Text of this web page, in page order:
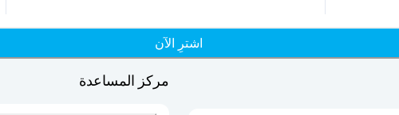
اشترِ الآن
مركز المساعدة